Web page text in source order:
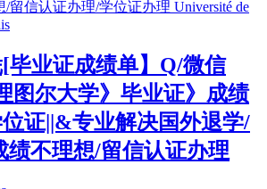
毕业证成绩单】Q/微信
图尔大学》毕业证》成绩
证||&专业解决国外退学/
绩不理想/留信认证办理